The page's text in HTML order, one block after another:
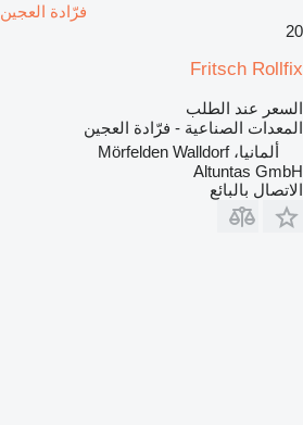
فرّادة العجين Fritsch Rollfix
20
Fritsch Rollfix
السعر عند الطلب
المعدات الصناعية - فرّادة العجين
ألمانيا، Mörfelden Walldorf
Altuntas GmbH
الاتصال بالبائع